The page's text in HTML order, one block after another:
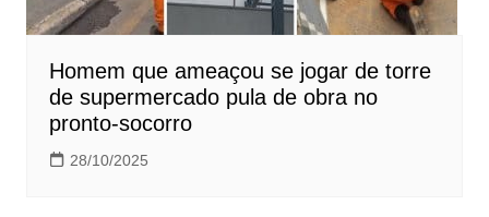
Homem que ameaçou se jogar de torre
de supermercado pula de obra no
pronto-socorro
28/10/2025